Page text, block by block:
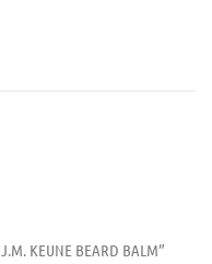
KEUNE BEARD BALM”